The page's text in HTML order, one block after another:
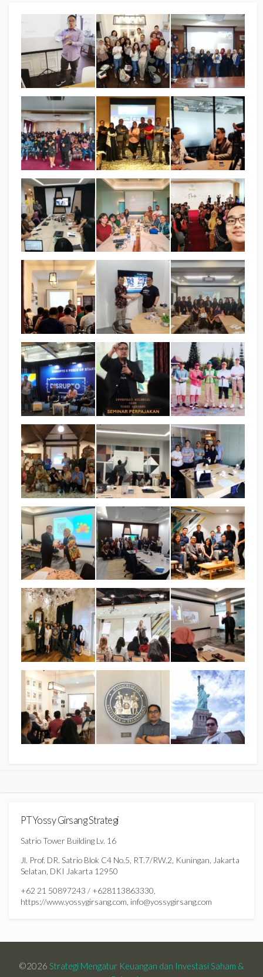
PT Yossy Girsang Strategi
Satrio Tower Building Lv. 16
Jl. Prof. DR. Satrio Blok C4 No.5, RT.7/RW.2, Kuningan, Jakarta
Selatan, DKI Jakarta 12950
+62 21 50897243 / +628113863330,
https://www.yossygirsang.com, info@yossygirsang.com
©2026 Strategi Mengatur Keuangan dan Investasi Saham &